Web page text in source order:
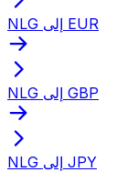
NLG إلى EUR
NLG إلى GBP
NLG إلى JPY